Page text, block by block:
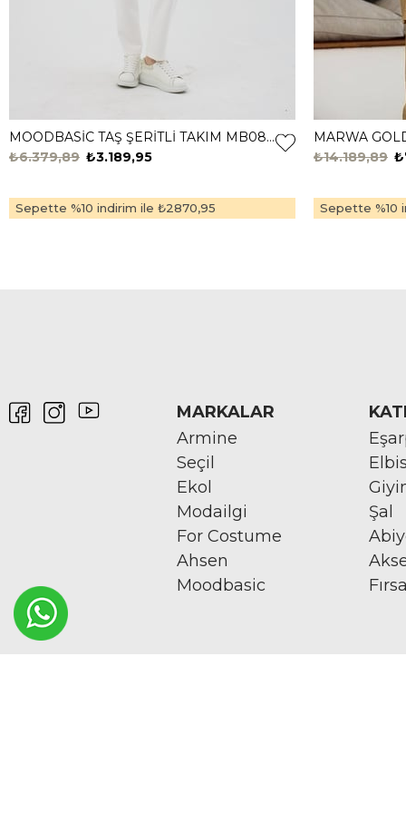
MOODBASİC TAŞ ŞERİTLİ TAKIM MB08.305 Ekru
₺3.189,95
₺6.379,89
Sepette %10 indirim ile ₺2870,95
₺14.189,89
Sepette %10
MARKALAR
Armine
Seçil
Ekol
Modailgi
For Costume
Ahsen
Moodbasic
Şal